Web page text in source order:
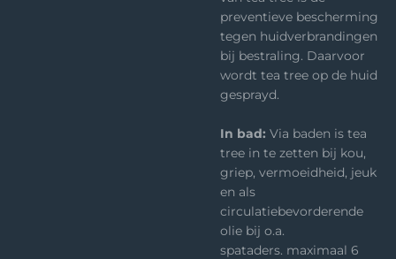
preventieve bescherming
tegen huidverbrandingen
bij bestraling. Daarvoor
wordt tea tree op de huid
gesprayd.
In bad: Via baden is tea
tree in te zetten bij kou,
griep, vermoeidheid, jeuk
en als
circulatiebevorderende
olie bij o.a.
spataders. maximaal 6